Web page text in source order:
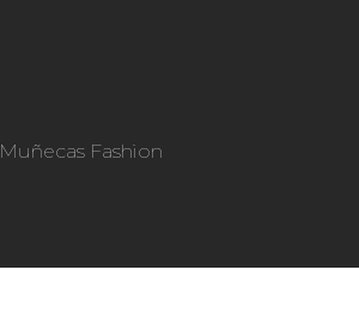
Muñecas Fashion